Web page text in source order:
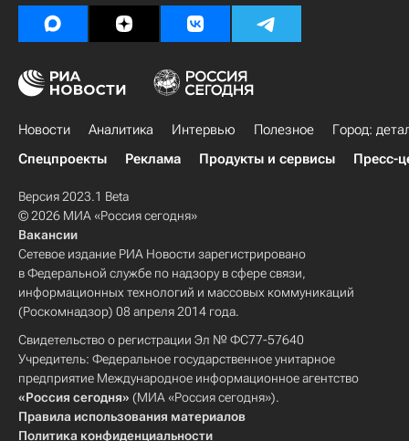
Новости Аналитика Интервью Полезное
Город:
Спецпроекты
Реклама Продукты и сервисы Пресс-
Версия 2023.1 Beta
© 2026 МИА «Россия сегодня»
Вакансии
Сетевое издание РИА Новости зарегистрировано
в Федеральной службе по надзору в сфере связи,
информационных технологий и массовых коммуникаций
(Роскомнадзор) 08 апреля 2014 года.
Свидетельство о регистрации Эл № ФС77-57640
Учредитель: Федеральное государственное унитарное
предприятие Международное информационное агентство
«Россия сегодня» (МИА «Россия сегодня»).
Правила использования материалов
Политика конфиденциальности